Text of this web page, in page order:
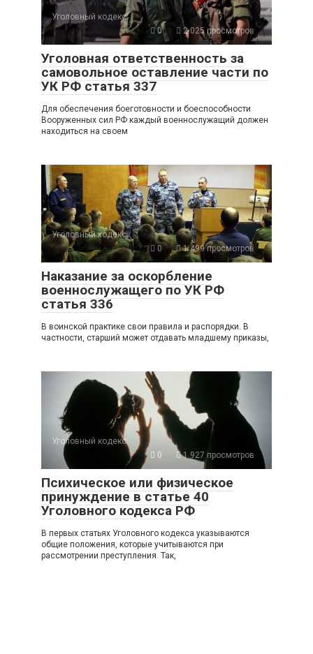
Уголовный кодекс
0
2 025 просмотров
Уголовная ответственность за
самовольное оставление части по
УК РФ статья 337
Для обеспечения боеготовности и боеспособности
Вооруженных сил РФ каждый военнослужащий должен
находиться на своем
Уголовный кодекс
0
1 499 просмотров
Наказание за оскорбление
военнослужащего по УК РФ
статья 336
В воинской практике свои правила и распорядки. В
частности, старший может отдавать младшему приказы,
Уголовный кодекс
0
1 927 просмотров
Психическое или физическое
принуждение в статье 40
Уголовного кодекса РФ
В первых статьях Уголовного кодекса указываются
общие положения, которые учитываются при
рассмотрении преступления. Так,